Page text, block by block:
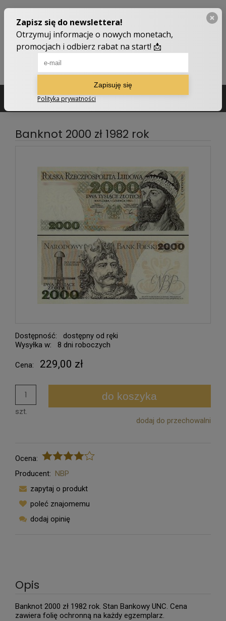
Banknot 2000 zł 1982 rok
Dostępność:
dostępny od ręki
Wysyłka w:
8 dni roboczych
Cena: 229,00 zł
szt.
do koszyka
dodaj do przechowalni
Ocena:
Producent: NBP
zapytaj o produkt
poleć znajomemu
dodaj opinię
Opis
Banknot 2000 zł 1982 rok. Stan Bankowy UNC. Cena
zawiera folię ochronną na każdy egzemplarz.